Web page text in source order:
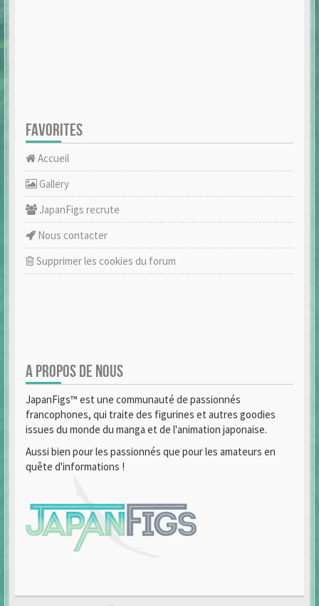
FAVORITES
Accueil
Gallery
JapanFigs recrute
Nous contacter
Supprimer les cookies du forum
A PROPOS DE NOUS
JapanFigs™ est une communauté de passionnés
francophones, qui traite des figurines et autres goodies
issues du monde du manga et de l'animation japonaise.
Aussi bien pour les passionnés que pour les amateurs en
quête d'informations !